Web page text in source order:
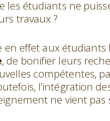
les étudiants ne
travaux ?
en effet aux étudiants
, de bonifier leurs
compétentes,
l’intégration
ne vient